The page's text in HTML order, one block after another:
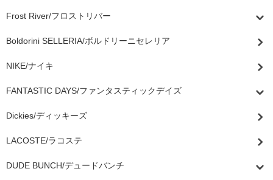
Frost River/フロストリバー
Boldorini SELLERIA/ボルドリーニセレリア
NIKE/ナイキ
FANTASTIC DAYS/ファンタスティックデイズ
Dickies/ディッキーズ
LACOSTE/ラコステ
DUDE BUNCH/デュードバンチ